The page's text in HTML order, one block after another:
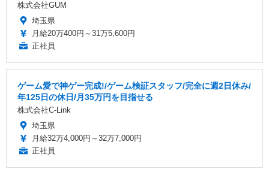
株式会社GUM
埼玉県
月給20万400円～31万5,600円
正社員
ゲーム愛で神ゲー完成!/ゲーム検証スタッフ/完全に週2日休み/
年125日の休日/月35万円を目指せる
株式会社C-Link
埼玉県
月給32万4,000円～32万7,000円
正社員